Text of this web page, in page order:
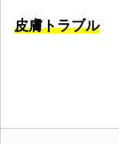
皮膚トラブル